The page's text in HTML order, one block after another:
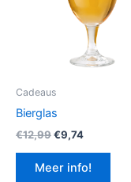
Cadeaus
Bierglas
€12,99Oorspronkelijke
was:
€12,99.
€9,74Huidige
is:
€9,74.
Meer info!